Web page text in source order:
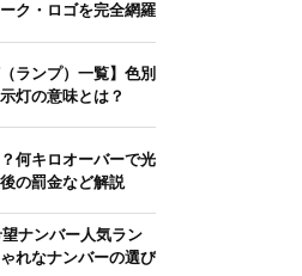
ク・ロゴを完全網羅
ランプ）一覧】色別
灯の意味とは？
何キロオーバーで光
の罰金など解説
望ナンバー人気ラン
れなナンバーの選び